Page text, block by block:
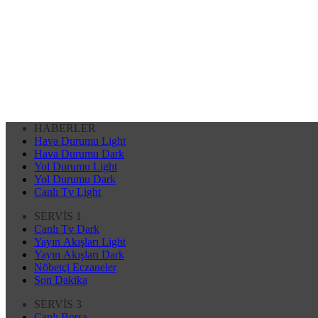
HABERLER
Hava Durumu Light
Hava Durumu Dark
Yol Durumu Light
Yol Durumu Dark
Canlı Tv Light
SERVİS 1
Canlı Tv Dark
Yayın Akışları Light
Yayın Akışları Dark
Nöbetçi Eczaneler
Son Dakika
SERVİS 3